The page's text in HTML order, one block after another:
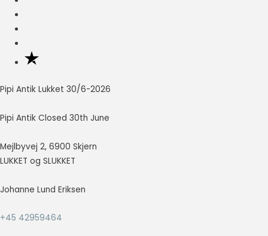
Pipi Antik Lukket 30/6-2026
Pipi Antik Closed 30th June
Mejlbyvej 2, 6900 Skjern
LUKKET og SLUKKET
Johanne Lund Eriksen
+45 42959464
på tværs af
at vise
der er
for den
enkelte
dermed mere
for udgivere
og